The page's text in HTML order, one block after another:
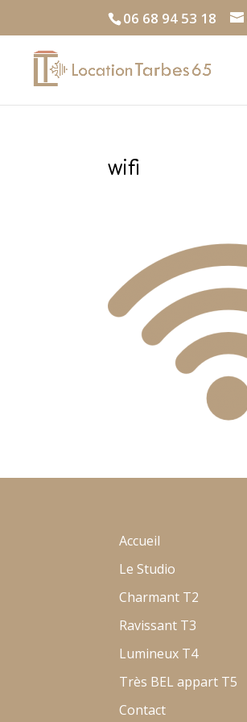
06 68 94 53 18
wifi
Accueil
Le Studio
Charmant T2
Ravissant T3
Lumineux T4
Très BEL appart T5
Contact